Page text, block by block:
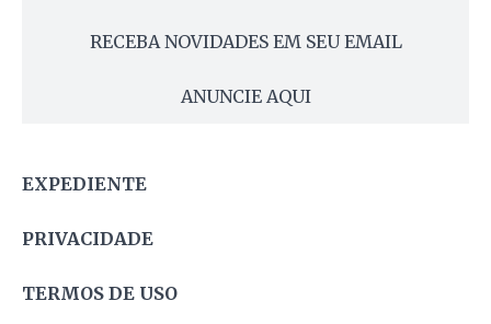
RECEBA NOVIDADES EM SEU EMAIL
ANUNCIE AQUI
EXPEDIENTE
PRIVACIDADE
TERMOS DE USO